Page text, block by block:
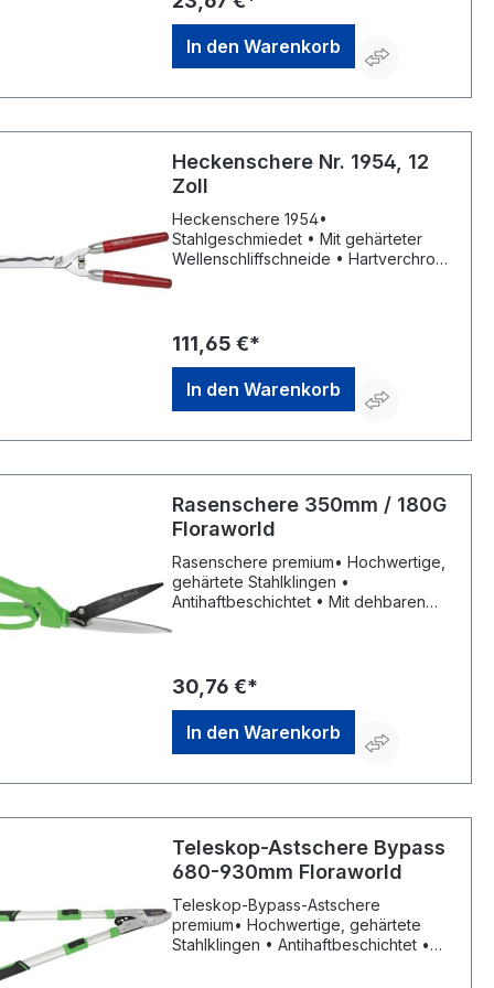
In den Warenkorb
Heckenschere Nr. 1954, 12
Zoll
Heckenschere 1954•
Stahlgeschmiedet • Mit gehärteter
Wellenschliffschneide • Hartverchromt
• Mit eingeschmiedeter
MutternsicherungHersteller: Freund
Victoria Gartengeräte GmbH,
Stuttgarter Str. 4, 73614 Schorndorf,
DE, +49718120000, info@freund-
victoria.de
111,65 €*
In den Warenkorb
Rasenschere 350mm / 180G
Floraworld
Rasenschere premium• Hochwertige,
gehärtete Stahlklingen •
Antihaftbeschichtet • Mit dehbaren
• Mit Einhand-
SicherheitsverschlussHersteller: Elmar
Jung Product Solutions GmbH & Co.
KG, Am Blücherflöz 1, 66538
Neunkirchen, DE, +4968219142700,
info@ej-product-solutions.de
30,76 €*
In den Warenkorb
Teleskop-Astschere Bypass
680-930mm Floraworld
Teleskop-Bypass-Astschere
premium• Hochwertige, gehärtete
Stahlklingen • Antihaftbeschichtet •